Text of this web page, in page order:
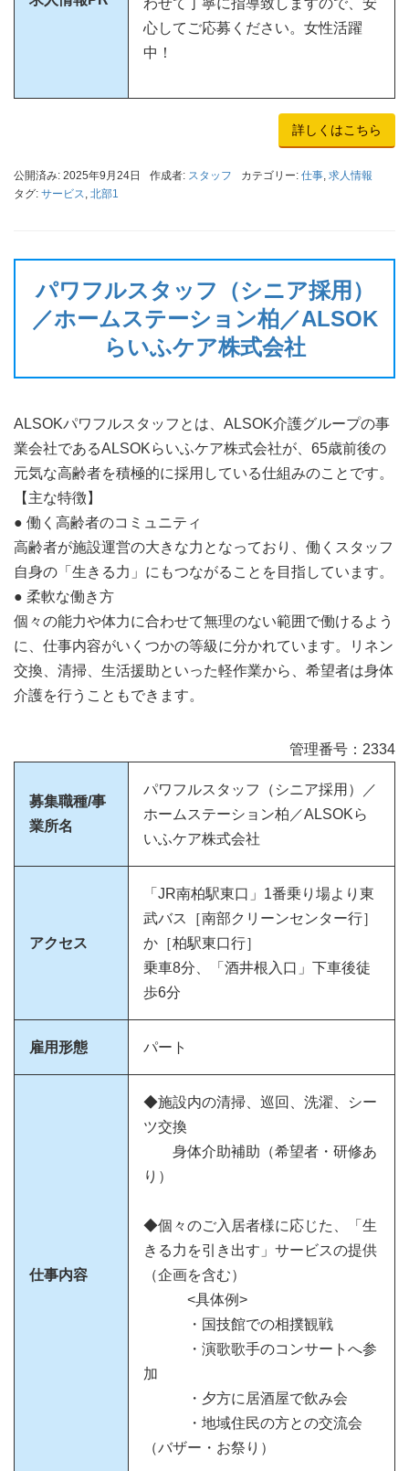
わせて丁寧に指導致しますので、安
心してご応募ください。女性活躍
中！
詳しくはこちら
公開済み: 2025年9月24日 作成者: スタッフ カテゴリー: 仕事, 求人情報
タグ: サービス, 北部1
パワフルスタッフ（シニア採用）
／ホームステーション柏／ALSOK
らいふケア株式会社
ALSOKパワフルスタッフとは、ALSOK介護グループの事
業会社であるALSOKらいふケア株式会社が、65歳前後の
元気な高齢者を積極的に採用している仕組みのことです。
【主な特徴】
● 働く高齢者のコミュニティ
高齢者が施設運営の大きな力となっており、働くスタッフ
自身の「生きる力」にもつながることを目指しています。
● 柔軟な働き方
個々の能力や体力に合わせて無理のない範囲で働けるよう
に、仕事内容がいくつかの等級に分かれています。リネン
交換、清掃、生活援助といった軽作業から、希望者は身体
介護を行うこともできます。
管理番号：2334
募集職種/事
業所名
パワフルスタッフ（シニア採用）／
ホームステーション柏／ALSOKら
いふケア株式会社
アクセス
「JR南柏駅東口」1番乗り場より東
武バス［南部クリーンセンター行］
か［柏駅東口行］
乗車8分、「酒井根入口」下車後徒
歩6分
雇用形態 パート
仕事内容
◆施設内の清掃、巡回、洗濯、シー
ツ交換
身体介助補助（希望者・研修あ
り）
◆個々のご入居者様に応じた、「生
きる力を引き出す」サービスの提供
（企画を含む）
<具体例>
・国技館での相撲観戦
・演歌歌手のコンサートへ参
加
・夕方に居酒屋で飲み会
・地域住民の方との交流会
（バザー・お祭り）